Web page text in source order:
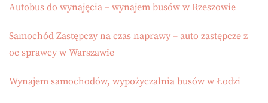
Autobus do wynajęcia – wynajem busów w Rzeszowie
Samochód Zastępczy na czas naprawy – auto zastępcze z
oc sprawcy w Warszawie
Wynajem samochodów, wypożyczalnia busów w Łodzi